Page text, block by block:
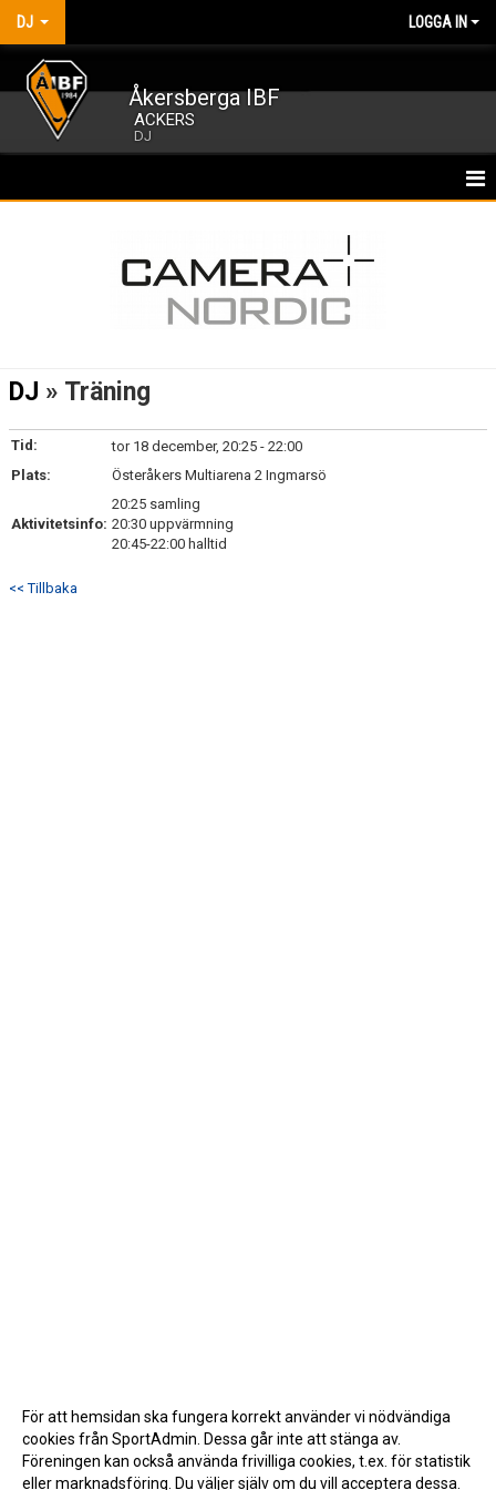
DJ LOGGA IN
Åkersberga IBF
ACKERS
DJ
DJ » Träning
Tid:
tor 18 december, 20:25 - 22:00
Plats:
Österåkers Multiarena 2 Ingmarsö
Aktivitetsinfo:
20:25 samling
20:30 uppvärmning
20:45-22:00 halltid
<< Tillbaka
För att hemsidan ska fungera korrekt använder vi nödvändiga
cookies från SportAdmin. Dessa går inte att stänga av.
Föreningen kan också använda frivilliga cookies, t.ex. för statistik
eller marknadsföring. Du väljer själv om du vill acceptera dessa.